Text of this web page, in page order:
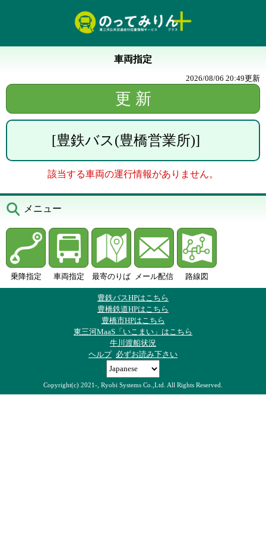
車両指定
2026/08/06 20:49更新
[豊鉄バス(豊橋営業所)]
該当する車両の運行情報がありません。
メニュー
乗降指定 車両指定 最寄のりば メール配信 路線図
豊鉄バスHPはこちら
豊橋鉄道HPはこちら
豊橋市HPはこちら
東三河MaaS「いこまい」はこちら
牛川渡船状況
ヘルプ 必ずお読み下さい
Copyright(c) 2021-, Ryobi Systems Co.,Ltd. All Rights Reserved.